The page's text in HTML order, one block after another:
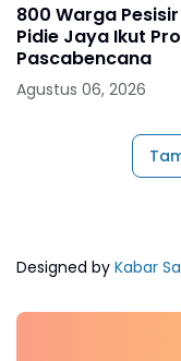
800 Warga
Pidie Jaya Ikut
Pascabencana
Agustus 06, 2026
Designed by Kabar